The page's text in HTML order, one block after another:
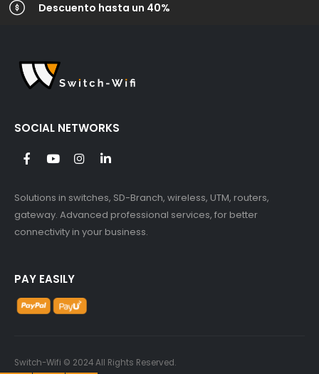
Descuento hasta un 40%
SOCIAL NETWORKS
Solutions in switches, SD-Branch, wireless, UTM, routers,
gateway. Advanced professional services, for better
connectivity in your business.
PAY EASILY
Switch-Wifi © 2024 All Rights Reserved.